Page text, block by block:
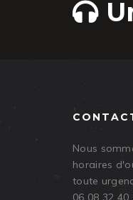
Nous
horaires
toute
06 08 32 40